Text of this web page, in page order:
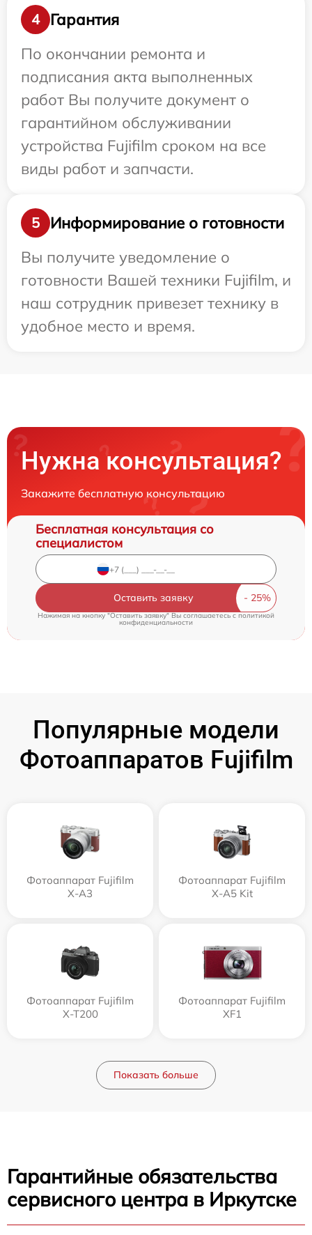
4
Гарантия
По окончании ремонта и
подписания акта выполненных
работ Вы получите документ о
гарантийном обслуживании
устройства Fujifilm сроком на все
виды работ и запчасти.
5
Информирование о готовности
Вы получите уведомление о
готовности Вашей техники Fujifilm, и
наш сотрудник привезет технику в
удобное место и время.
Нужна консультация?
Закажите бесплатную консультацию
Бесплатная консультация со
специалистом
Оставить заявку
Нажимая на кнопку "Оставить заявку" Вы соглашаетесь c политикой
конфиденциальности
Популярные модели
Фотоаппаратов Fujifilm
Фотоаппарат Fujifilm
X-A3
Фотоаппарат Fujifilm
X-A5 Kit
Фотоаппарат Fujifilm
X-T200
Фотоаппарат Fujifilm
XF1
Показать больше
Гарантийные обязательства
сервисного центра в Иркутске